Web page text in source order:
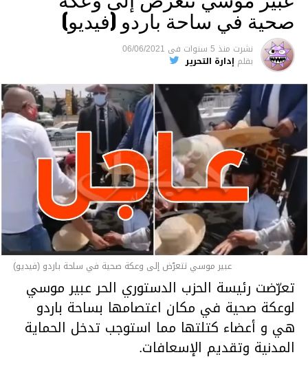
صحية في ساحة باردو (فيديو)
نشرت منذ 5 سنوات فى 06/06/2021
بقلم إدارة التحرير
عبير موسي تتعرّض إلى وعكة صحية في ساحة باردو (فيديو)
تعرّضت رئيسة الحزب الدستوري الحر عبير موسي
لوعكة صحية في مكان اعتصامها بساحة باردو
هي و أعضاء كتلتها مما استوجب تدخل الحماية
المدنية وتقديم الإسعافات.